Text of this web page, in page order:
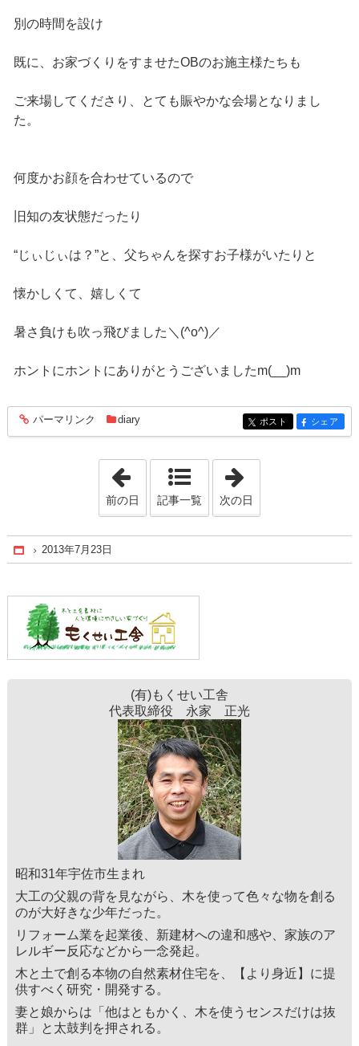
別の時間を設け
既に、お家づくりをすませたOBのお施主様たちも
ご来場してくださり、とても賑やかな会場となりまし
た。
何度かお顔を合わせているので
旧知の友状態だったり
“じぃじぃは？”と、父ちゃんを探すお子様がいたりと
懐かしくて、嬉しくて
暑さ負けも吹っ飛びました＼(^o^)／
ホントにホントにありがとうございましたm(__)m
entry629
パーマリンク diary entry629
ポスト entry629
シェア
「2013年7月22日」
前の日 記事一覧 次の日
Home
2013年7月23日
(有)もくせい工舎
代表取締役 永家 正光
昭和31年宇佐市生まれ
大工の父親の背を見ながら、木を使って色々な物を創る
のが大好きな少年だった。
リフォーム業を起業後、新建材への違和感や、家族のア
レルギー反応などから一念発起。
木と土で創る本物の自然素材住宅を、【より身近】に提
供すべく研究・開発する。
妻と娘からは「他はともかく、木を使うセンスだけは抜
群」と太鼓判を押される。